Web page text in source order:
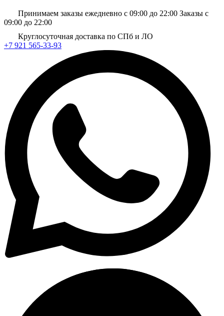
Принимаем заказы ежедневно с 09:00 до 22:00 Заказы с
09:00 до 22:00
Круглосуточная доставка по СПб и ЛО
+7 921 565-33-93